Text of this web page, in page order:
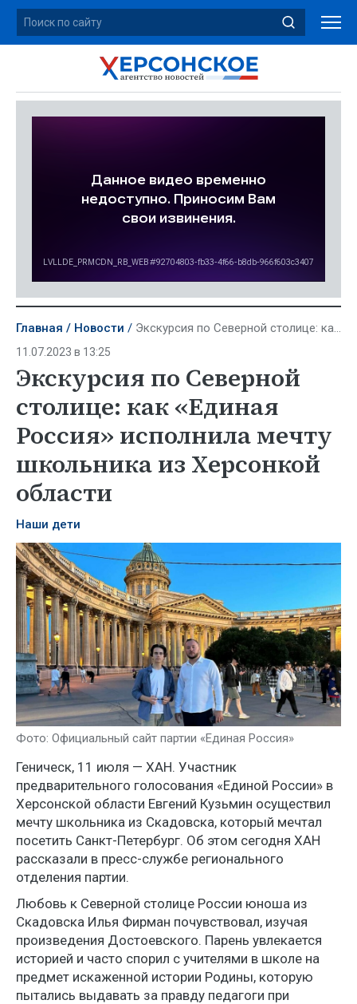
Главная Новости Экскурсия по Северной столице: как «Единая Россия» исполнила мечту школьника из Херсонкой области
11.07.2023 в 13:25
Экскурсия по Северной
столице: как «Единая
Россия» исполнила мечту
школьника из Херсонкой
области
Наши дети
Фото: Официальный сайт партии «Единая Россия»
Геническ, 11 июля — ХАН. Участник
предварительного голосования «Единой России» в
Херсонской области Евгений Кузьмин осуществил
мечту школьника из Скадовска, который мечтал
посетить Санкт-Петербург. Об этом сегодня ХАН
рассказали в пресс-службе регионального
отделения партии.
Любовь к Северной столице России юноша из
Скадовска Илья Фирман почувствовал, изучая
произведения Достоевского. Парень увлекается
историей и часто спорил с учителями в школе на
предмет искаженной истории Родины, которую
пытались выдавать за правду педагоги при